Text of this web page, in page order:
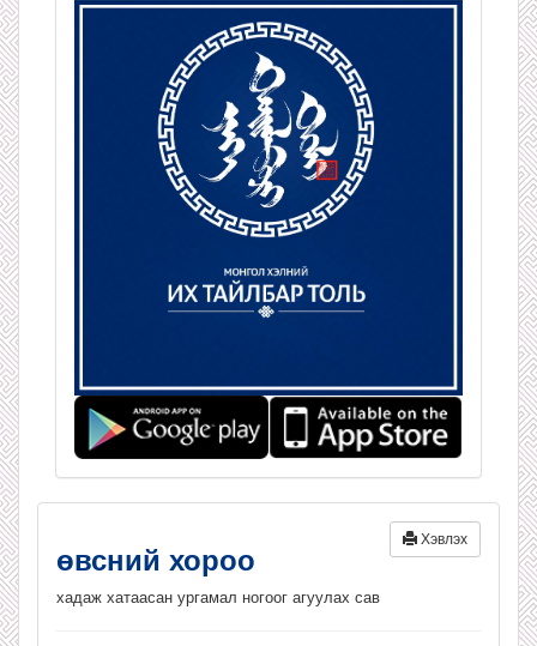
Хэвлэх
өвсний хороо
хадаж хатаасан ургамал ногоог агуулах сав